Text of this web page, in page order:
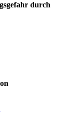
durch